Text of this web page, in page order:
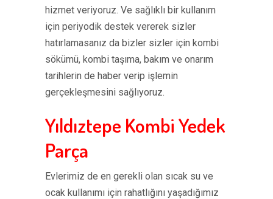
hizmet veriyoruz. Ve sağlıklı bir kullanım
için periyodik destek vererek sizler
hatırlamasanız da bizler sizler için kombi
sökümü, kombi taşıma, bakım ve onarım
tarihlerin de haber verip işlemin
gerçekleşmesini sağlıyoruz.
Yıldıztepe Kombi Yedek
Parça
Evlerimiz de en gerekli olan sıcak su ve
ocak kullanımı için rahatlığını yaşadığımız